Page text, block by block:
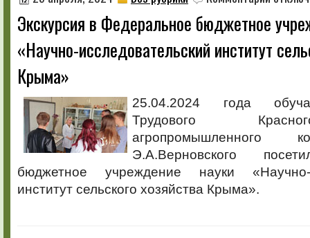
записи
Экскурсия
в
бюджетное
институт
хозяйства
Крыма»
Экскурсия в Федеральное бюджетное
«Научно-исследовательский институт
Крыма»
25.04.2024 года
Трудового
агропромышленного
Э.А.Верновского
бюджетное учреждение науки «Научно-
институт сельского хозяйства Крыма».